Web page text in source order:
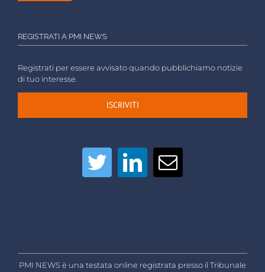
REGISTRATI A PMI NEWS
Registrati per essere avvisato quando pubblichiamo notizie
di tuo interesse.
ISCRIVITI
PMI NEWS è una testata online registrata presso il Tribunale